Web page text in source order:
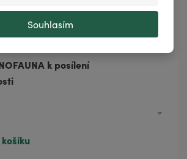
Souhlasím
k posílení
100 ml